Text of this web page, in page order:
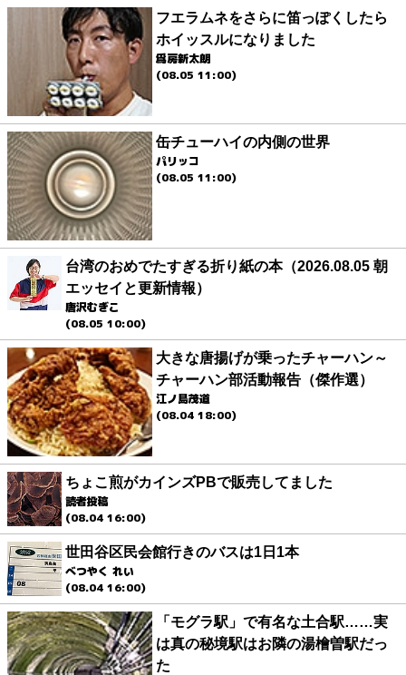
フエラムネをさらに笛っぽくしたら
ホイッスルになりました
爲房新太朗
(08.05 11:00)
缶チューハイの内側の世界
パリッコ
(08.05 11:00)
台湾のおめでたすぎる折り紙の本（2026.08.05 朝
エッセイと更新情報）
唐沢むぎこ
(08.05 10:00)
大きな唐揚げが乗ったチャーハン～
チャーハン部活動報告（傑作選）
江ノ島茂道
(08.04 18:00)
ちょこ煎がカインズPBで販売してました
読者投稿
(08.04 16:00)
世田谷区民会館行きのバスは1日1本
べつやく れい
(08.04 16:00)
「モグラ駅」で有名な土合駅……実
は真の秘境駅はお隣の湯檜曽駅だっ
た